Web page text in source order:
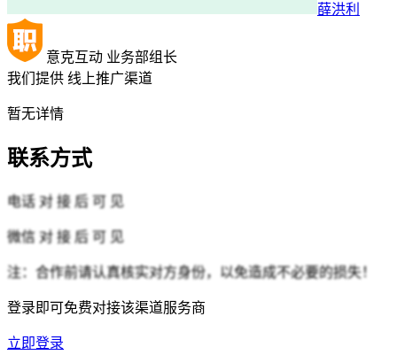
薛洪利
意克互动 业务部组长
我们提供 线上推广渠道
暂无详情
联系方式
电话 对 接 后 可 见
微信 对 接 后 可 见
注：合作前请认真核实对方身份，以免造成不必要的损失！
登录即可免费对接该渠道服务商
立即登录